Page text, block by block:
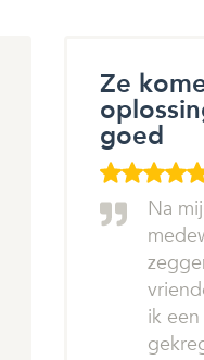
Ze
goed
Na
ik